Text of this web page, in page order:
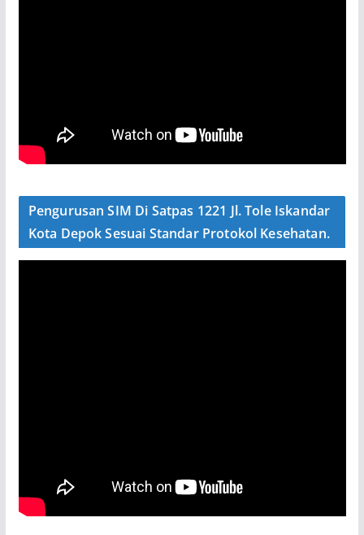
Pengurusan SIM Di Satpas 1221 Jl. Tole Iskandar
Kota Depok Sesuai Standar Protokol Kesehatan.